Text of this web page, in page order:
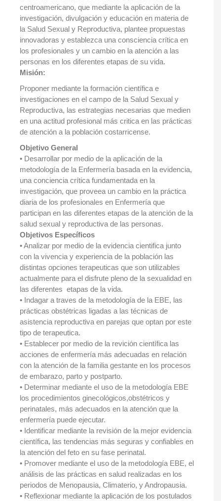
centroamericano, que mediante la aplicación de la
investigación, divulgación y educación en materia de
la Salud Sexual y Reproductiva, plantee propuestas
innovadoras y establezca una consciencia crítica en
los profesionales y un cambio en la atención a las
personas en los diferentes etapas de su vida.
Misión:
Proponer mediante la formación científica e
investigaciones en el campo de la Salud Sexual y
Reproductiva, las estrategias necesarias que medien
en una actitud profesional más critica en las prácticas
de atención a la población costarricense.
Objetivo General
• Desarrollar por medio de la aplicación de la
metodología de la Enfermería basada en la evidencia,
una conciencia crítica fundamentada en la
investigación, que proveea un cambio en la práctica
diaria de los profesionales en Enfermería que
participan en las diferentes etapas de la atención de la
salud sexual y reproductiva de las personas.
Objetivos Específicos
• Analizar por medio de la evidencia cientifica junto
con la vivencia y experiencia de la población las
distintas opciones terapeuticas que son utilizables
actualmente para el disfrute pleno de la sexualidad en
las diferentes etapas de la vida.
• Indagar a traves de la metodología de la EBE, las
prácticas obstétricas ligadas a las técnicas de
asistencia reproductiva en parejas que optan por este
tipo de terapeutica.
• Establecer por medio de la revición científica las
acciones de enfermería más adecuadas en relación
con la atención de la familia gestante en los procesos
de embarazo, parto y postparto.
• Determinar mediante el uso de la metodología EBE
los procedimientos ginecológicos,obstétricos y
perinatales, más adecuados en la atención que la
enfermería puede ejecutar.
• Identificar mediante la revisión de la mejor evidencia
científica, las tendencias más seguras y confiables en
la atención del feto en su fase perinatal.
• Promover mediante el uso de la metodología EBE, el
análisis de las prácticas en salud realizadas en los
periodos de Menopausia, Climaterio, y Andropausia.
• Reflexionar mediante la aplicación de los postulados